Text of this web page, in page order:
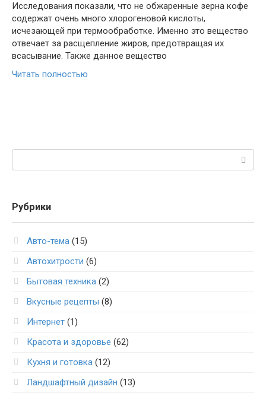
Исследования показали, что не обжаренные зерна кофе
содержат очень много хлорогеновой кислоты,
исчезающей при термообработке. Именно это вещество
отвечает за расщепление жиров, предотвращая их
всасывание. Также данное вещество
Читать полностью
Рубрики
Авто-тема (15)
Автохитрости (6)
Бытовая техника (2)
Вкусные рецепты (8)
Интернет (1)
Красота и здоровье (62)
Кухня и готовка (12)
Ландшафтный дизайн (13)